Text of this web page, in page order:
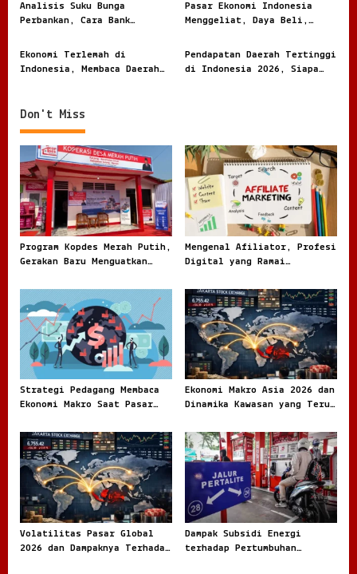
i
o
n
Analisis Suku Bunga
Perbankan, Cara Bank
Nasabah
Pasar Ekonomi Indonesia
Menggeliat, Daya Beli,
Jadi Sorotan
Ekonomi Terlemah di
Indonesia, Membaca Daerah
Pendapatan Daerah Tertinggi
di Indonesia 2026, Siapa
Don't Miss
Program Kopdes Merah Putih,
Gerakan Baru Menguatkan
Rumput
Mengenal Afiliator, Profesi
Digital yang Ramai
Strategi Pedagang Membaca
Ekonomi Makro Saat Pasar
Tenang
Ekonomi Makro Asia 2026 dan
Dinamika Kawasan yang Terus
Volatilitas Pasar Global
2026 dan Dampaknya Terhadap
Dampak Subsidi Energi
terhadap Pertumbuhan